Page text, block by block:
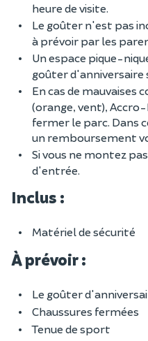
heure de visite.
Le goûter n'est pas
à prévoir par les
Un espace pique-
goûter d'anniversaire
En cas de mauvaises
(orange, vent),
fermer le parc. Dans
un remboursement
Si vous ne montez
d'entrée.
Inclus :
Matériel de sécurité
À prévoir :
Le goûter
Chaussures fermées
Tenue de sport